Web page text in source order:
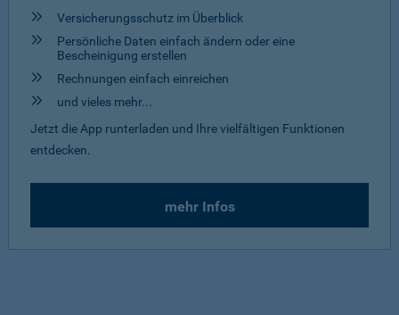
Versicherungsschutz im Überblick
Persönliche Daten einfach ändern oder eine
Bescheinigung erstellen
Rechnungen einfach einreichen
und vieles mehr...
Jetzt die App runterladen und Ihre vielfältigen Funktionen
entdecken.
mehr Infos